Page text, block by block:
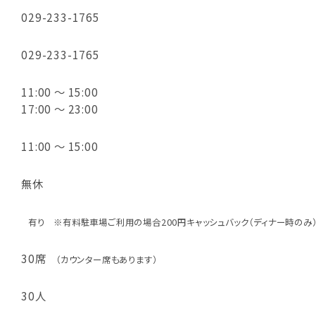
029-233-1765
029-233-1765
11:00 ～ 15:00
17:00 ～ 23:00
11:00 ～ 15:00
無休
有り ※有料駐車場ご利用の場合200円キャッシュバック（ディナー時のみ）
30席 （カウンター席もあります）
30人